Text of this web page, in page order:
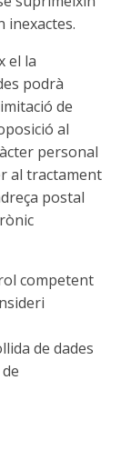
inexactes.
el la
podrà
de
al
personal
al tractament
postal
competent
de dades